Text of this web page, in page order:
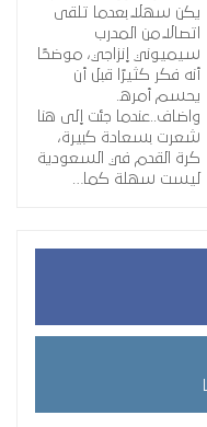
يكن سهلًا بعدما تلقى
اتصالًا من المدرب
سيميوني إنزاجي، موضحًا
أنه فكر كثيرًا قبل أن
يحسم أمره.
واضاف..عندما جئت إلى هنا
شعرت بسعادة كبيرة،
كرة القدم في السعودية
ليست سهلة كما…